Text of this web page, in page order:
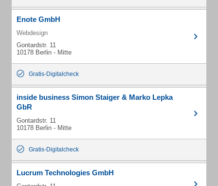
Enote GmbH
Webdesign
Gontardstr. 11
10178 Berlin - Mitte
Gratis-Digitalcheck
inside business Simon Staiger & Marko Lepka
GbR
Gontardstr. 11
10178 Berlin - Mitte
Gratis-Digitalcheck
Lucrum Technologies GmbH